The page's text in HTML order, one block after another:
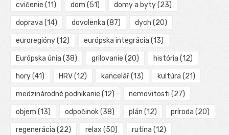
cvičenie (11) dom (51) domy a byty(23)
doprava (14) dovolenka (87) dych (20)
euroregióny(12) európska integrácia (13)
Európska únia (38) grilovanie (20) história (12)
hory(41) HRV(12) kancelář(13) kultúra (21)
medzinárodné podnikanie (12) nemovitosti (27)
objem (13) odpočinok(38) plán (12) príroda (20)
regenerácia (22) relax (50) rutina (12)